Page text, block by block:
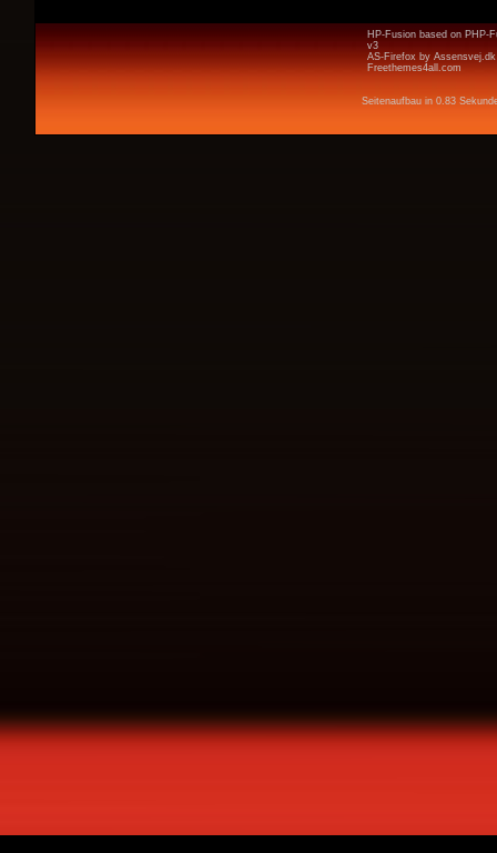
HP-Fusion based on PHP-
v3
AS-Firefox byAssensvej.dk
Freethemes4all.com
Seitenaufbau in 0.83